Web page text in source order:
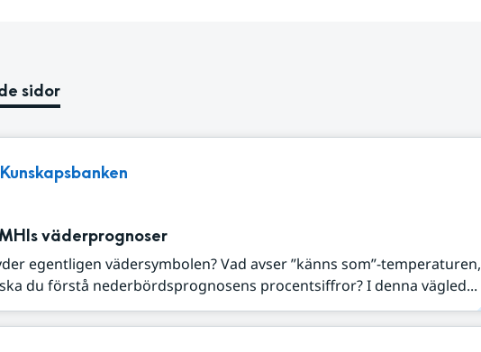
sidor
Kunskapsbanken
väderprognoser
egentligen vädersymbolen? Vad avser ”känns som”-temperaturen,
du förstå nederbördsprognosens procentsiffror? I denna vägled...